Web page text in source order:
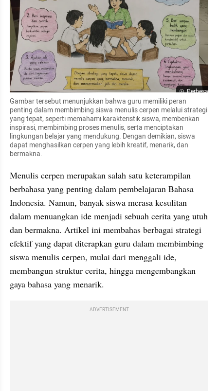
Perbesar
Gambar tersebut menunjukkan bahwa guru memiliki peran
penting dalam membimbing siswa menulis cerpen melalui strategi
yang tepat, seperti memahami karakteristik siswa, memberikan
inspirasi, membimbing proses menulis, serta menciptakan
lingkungan belajar yang mendukung. Dengan demikian, siswa
dapat menghasilkan cerpen yang lebih kreatif, menarik, dan
bermakna.
Menulis cerpen merupakan salah satu keterampilan
berbahasa yang penting dalam pembelajaran Bahasa
Indonesia. Namun, banyak siswa merasa kesulitan
dalam menuangkan ide menjadi sebuah cerita yang utuh
dan bermakna. Artikel ini membahas berbagai strategi
efektif yang dapat diterapkan guru dalam membimbing
siswa menulis cerpen, mulai dari menggali ide,
membangun struktur cerita, hingga mengembangkan
gaya bahasa yang menarik.
ADVERTISEMENT